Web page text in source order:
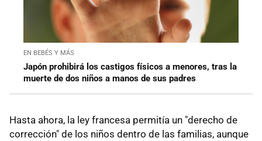
EN BEBÉS Y MÁS
Japón prohibirá los castigos físicos a menores, tras la
muerte de dos niños a manos de sus padres
Hasta ahora, la ley francesa permitía un "derecho de
corrección" de los niños dentro de las familias, aunque